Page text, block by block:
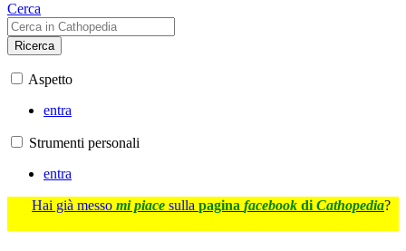
Cerca
Ricerca
Aspetto
entra
Strumenti personali
entra
Hai già messo mi piace sulla pagina facebook di Cathopedia?